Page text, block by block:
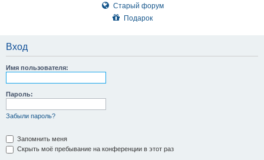
Старый форум
Подарок
Вход
Имя пользователя:
Пароль:
Забыли пароль?
Запомнить меня
Скрыть моё пребывание на конференции в этот раз